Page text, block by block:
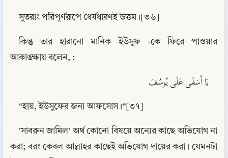
সুতরাং পরিপূর্ণরূপে ধৈর্যধারণই উত্তম।[৩৬]
কিন্তু তার হারানো মানিক ইউসুফ -কে ফিরে পাওয়ার
আকাঙ্ক্ষায় বলেন, :
يَا أَسَفَى عَلَى يُوسُفَ
“হায়, ইউসুফের জন্য আফসোস।”[৩৭]
'সাবরুন জামিল' অর্থ কোনো বিষয়ে অন্যের কাছে অভিযোগ না
করা; বরং কেবল আল্লাহর কাছেই অভিযোগ দায়ের করা। যেমনটা